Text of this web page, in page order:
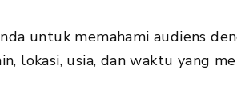
untuk memahami audiens
lokasi, usia, dan waktu yang